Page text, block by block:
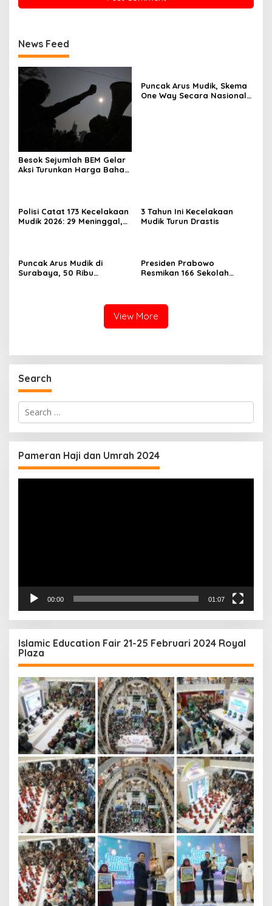
News Feed
Besok Sejumlah BEM Gelar
Aksi Turunkan Harga Bahan
Puncak Arus Mudik, Skema
One Way Secara Nasional
Polisi Catat 173 Kecelakaan
Mudik 2026: 29 Meninggal,
3 Tahun Ini Kecelakaan
Mudik Turun Drastis
Puncak Arus Mudik di
Surabaya, 50 Ribu
Presiden Prabowo
Resmikan 166 Sekolah
View More
Search
Search
for:
Pameran Haji dan Umrah 2024
00:00 01:07
Islamic Education Fair 21-25 Februari 2024 Royal
Plaza